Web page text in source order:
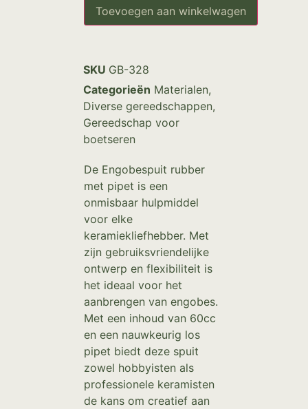
Toevoegen aan winkelwagen
SKU GB-328
Categorieën Materialen,
Diverse gereedschappen,
Gereedschap voor
boetseren
De Engobespuit rubber
met pipet is een
onmisbaar hulpmiddel
voor elke
keramiekliefhebber. Met
zijn gebruiksvriendelijke
ontwerp en flexibiliteit is
het ideaal voor het
aanbrengen van engobes.
Met een inhoud van 60cc
en een nauwkeurig los
pipet biedt deze spuit
zowel hobbyisten als
professionele keramisten
de kans om creatief aan